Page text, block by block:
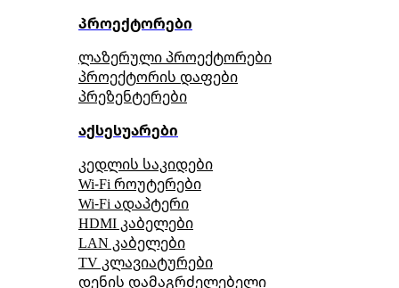
პროექტორები
ლაზერული პროექტორები
პროექტორის დაფები
პრეზენტერები
აქსესუარები
კედლის საკიდები
Wi-Fi როუტერები
Wi-Fi ადაპტერი
HDMI კაბელები
LAN კაბელები
TV კლავიატურები
დენის დამაგრძელებელი